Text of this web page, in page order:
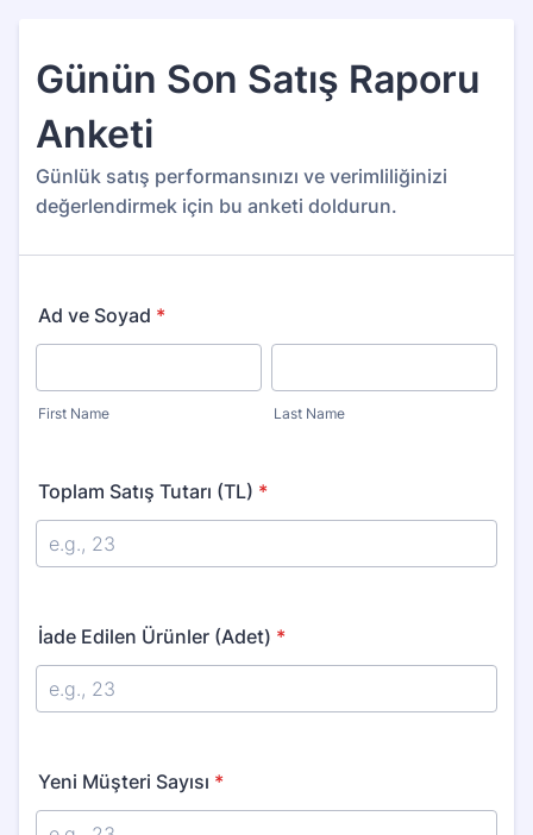
Günün Son Satış Raporu
Anketi
Günlük satış performansınızı ve verimliliğinizi
değerlendirmek için bu anketi doldurun.
Ad ve Soyad *
First Name Last Name
Toplam Satış Tutarı (TL) *
İade Edilen Ürünler (Adet) *
Yeni Müşteri Sayısı *